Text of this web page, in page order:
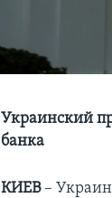
Украинский
банка
КИЕВ–